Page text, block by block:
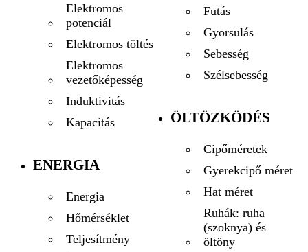
Elektromos
potenciál
Elektromos töltés
Elektromos
vezetőképesség
Induktivitás
Kapacitás
ENERGIA
Energia
Hőmérséklet
Teljesítmény
Futás
Gyorsulás
Sebesség
Szélsebesség
ÖLTÖZKÖDÉS
Cipőméretek
Gyerekcipő méret
Hat méret
Ruhák: ruha
(szoknya) és
öltöny